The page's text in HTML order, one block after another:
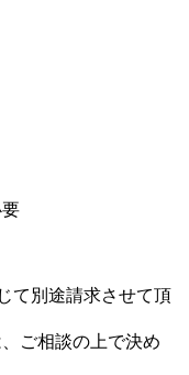
て別途請求させて頂
ご相談の上で決め